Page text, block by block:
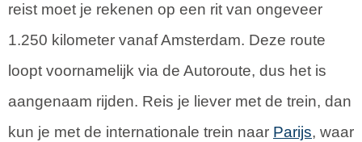
reist moet je rekenen op een rit van ongeveer
1.250 kilometer vanaf Amsterdam. Deze route
loopt voornamelijk via de Autoroute, dus het is
aangenaam rijden. Reis je liever met de trein, dan
kun je met de internationale trein naar Parijs, waar